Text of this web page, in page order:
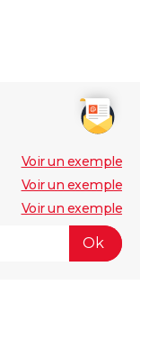
Voir un exemple
Voir un exemple
Voir un exemple